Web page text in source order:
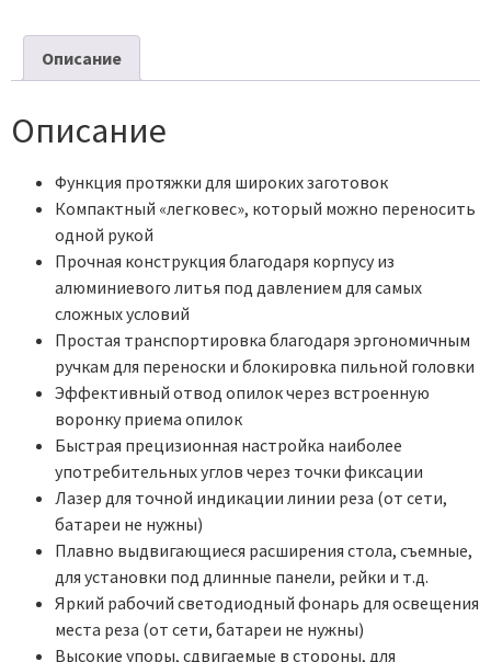
Описание
Описание
Функция протяжки для широких заготовок
Компактный «легковес», который можно переносить
одной рукой
Прочная конструкция благодаря корпусу из
алюминиевого литья под давлением для самых
сложных условий
Простая транспортировка благодаря эргономичным
ручкам для переноски и блокировка пильной головки
Эффективный отвод опилок через встроенную
воронку приема опилок
Быстрая прецизионная настройка наиболее
употребительных углов через точки фиксации
Лазер для точной индикации линии реза (от сети,
батареи не нужны)
Плавно выдвигающиеся расширения стола, съемные,
для установки под длинные панели, рейки и т.д.
Яркий рабочий светодиодный фонарь для освещения
места реза (от сети, батареи не нужны)
Высокие упоры, сдвигаемые в стороны, для